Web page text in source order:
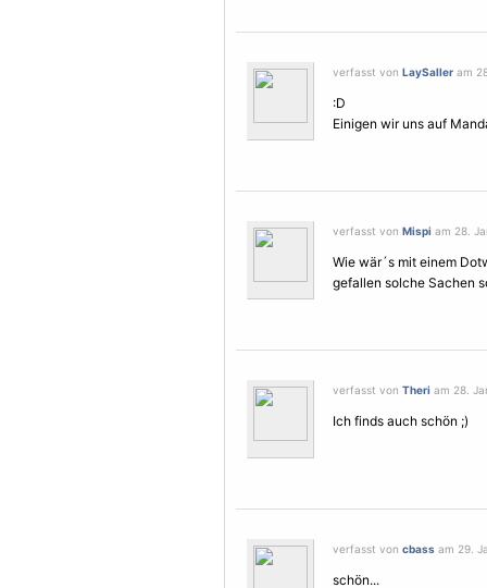
verfasst von LaySaller am
:D
Einigen wir uns auf
verfasst von Mispi am 28.
Wie wär´s mit einem
gefallen solche Sachen
verfasst von Theri am 28.
Ich finds auch schön ;)
verfasst von cbass am 29.
schön...